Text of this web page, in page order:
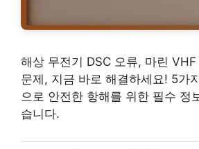
해상 무전기 DSC 오류, 마린 VHF
문제, 지금 바로 해결하세요! 5가
으로 안전한 항해를 위한 필수 정
습니다.